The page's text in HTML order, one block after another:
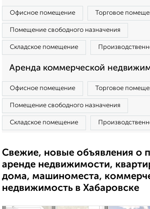
Офисное помещение Торговое
Помещение свободного назначения
Складское помещение
Аренда коммерческой
Офисное помещение Торговое
Помещение свободного назначения
Складское помещение
Свежие, новые объявления о
аренде недвижимости,
дома, машиноместа,
недвижимость в Хабаровске